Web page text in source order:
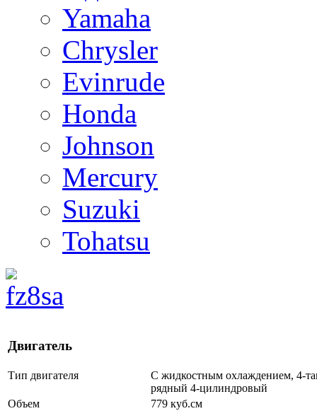
Yamaha
Chrysler
Evinrude
Honda
Johnson
Mercury
Suzuki
Tohatsu
Двигатель
Тип двигателя
С жидкостным охлаждением, 4-
рядный 4-цилиндровый
Объем
779 куб.см